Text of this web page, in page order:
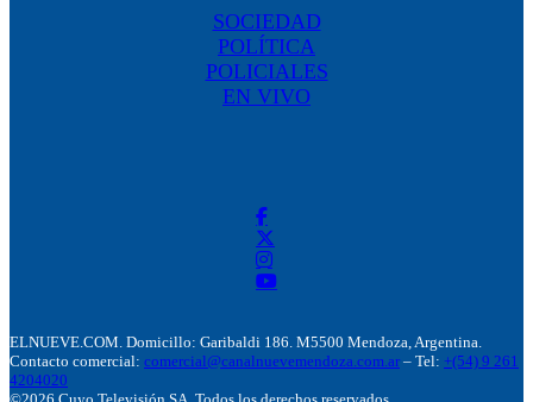
SOCIEDAD
POLÍTICA
POLICIALES
EN VIVO
ELNUEVE.COM. Domicillo: Garibaldi 186. M5500 Mendoza, Argentina.
Contacto comercial: comercial@canalnuevemendoza.com.ar – Tel: +(54) 9 261
4204020